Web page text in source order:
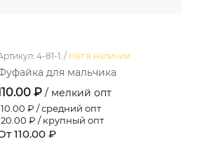
4-81-1. / Нет в наличии
для мальчика
₽ / мелкий опт
₽ / средний опт
₽ / крупный опт
110.00 ₽